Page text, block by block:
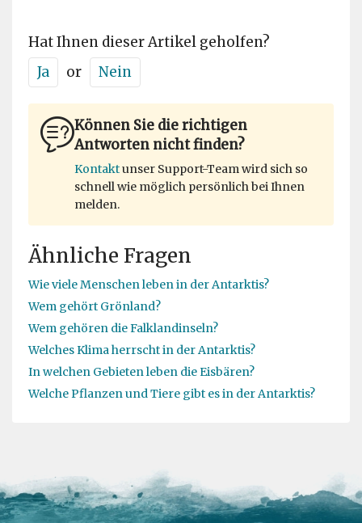
Hat Ihnen dieser Artikel geholfen?
Ja
or Nein
Können Sie die richtigen
Antworten nicht finden?
Kontaktunser Support-Team wird sich so
schnell wie möglich persönlich bei Ihnen
melden.
Ähnliche Fragen
Wie viele Menschen leben in der Antarktis?
Wem gehört Grönland?
Wem gehören die Falklandinseln?
Welches Klima herrscht in der Antarktis?
In welchen Gebieten leben die Eisbären?
Welche Pflanzen und Tiere gibt es in der Antarktis?